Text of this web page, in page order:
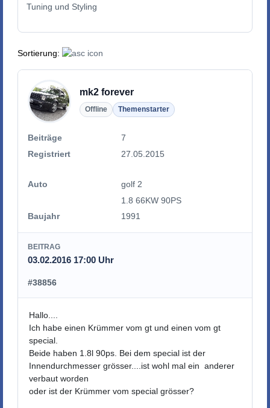
Tuning und Styling
Sortierung:
mk2 forever
Offline Themenstarter
Beiträge
7
Registriert
27.05.2015
Auto
golf 2
1.8 66KW 90PS
Baujahr
1991
BEITRAG
03.02.2016 17:00 Uhr
#38856
Hallo....
Ich habe einen Krümmer vom gt und einen vom gt
special.
Beide haben 1.8l 90ps. Bei dem special ist der
Innendurchmesser grösser....ist wohl mal ein anderer
verbaut worden
oder ist der Krümmer vom special grösser?